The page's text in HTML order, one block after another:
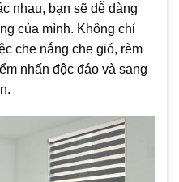
nhau, bạn sẽ dễ dàng
của mình. Không chỉ
che nắng che gió, rèm
nhấn độc đáo và sang